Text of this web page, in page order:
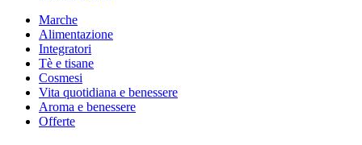
Marche
Alimentazione
Integratori
Tè e tisane
Cosmesi
Vita quotidiana e benessere
Aroma e benessere
Offerte